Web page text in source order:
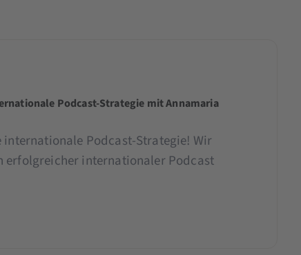
Podcast-Strategie mit Annamaria
Podcast-Strategie! Wir
erfolgreicher internationaler Podcast